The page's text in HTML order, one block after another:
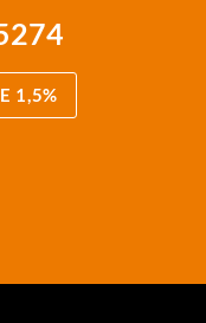
1,5%